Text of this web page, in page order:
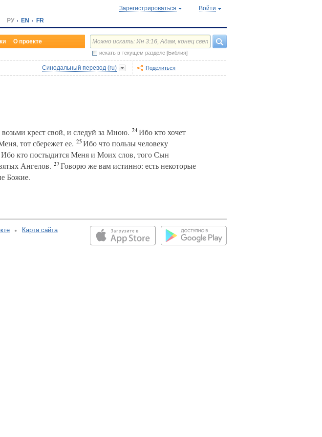
РУ EN FR
Зарегистрироваться Войти
О проекте
искать в текущем разделе [Библия]
Синодальный перевод (ru) Поделиться
крест свой, и следуй за Мною. 24Ибо кто хочет
тот сбережет ее. 25Ибо что пользы человеку
кто постыдится Меня и Моих слов, того Сын
Ангелов. 27Говорю же вам истинно: есть некоторые
Божие.
Карта сайта